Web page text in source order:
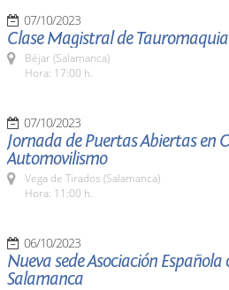
07/10/2023
Clase Magistral de Tauromaquia
Béjar (Salamanca)
Hora: 17:00 h.
07/10/2023
Jornada de Puertas Abiertas en
Automovilismo
Vega de Tirados (Salamanca)
Hora: 11:00 h.
06/10/2023
Nueva sede Asociación
Salamanca